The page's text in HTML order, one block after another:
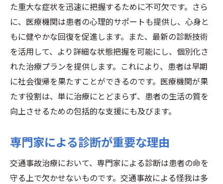
医療チームによる即時対応
現場での初期対応の重要性
迅速な治療開始がもたらすメリット
応急処置とその限界
専門的な交通事故治療がもたらす生活の質の向
上
生活の質を向上させる治療方法
長期的な視点での治療効果
再発を防ぐための継続的ケア
リハビリの進展が生活に与える影響
た重大な症状を迅速に把握するために不可欠です。さら
に、医療機関は患者の心理的サポートも提供し、心身と
もに健やかな回復を促進します。また、最新の診断技術
を活用して、より詳細な状態把握を可能にし、個別化さ
れた治療プランを提供します。これにより、患者は早期
に社会復帰を果たすことができるのです。医療機関が果
たす役割は、単に治療にとどまらず、患者の生活の質を
向上させるための包括的な支援にも及びます。
専門家による診断が重要な理由
交通事故治療において、専門家による診断は患者の命を
守る上で欠かせないものです。交通事故による怪我は多